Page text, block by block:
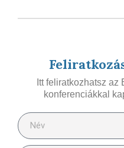
Itt feliratkozhatsz
konferenciákkal